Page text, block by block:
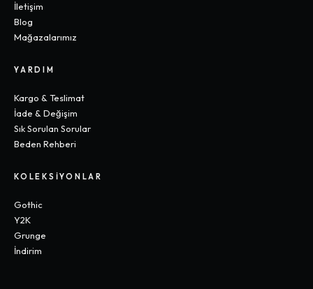
İletişim
Blog
Mağazalarımız
YARDIM
Kargo & Teslimat
İade & Değişim
Sık Sorulan Sorular
Beden Rehberi
KOLEKSIYONLAR
Gothic
Y2K
Grunge
İndirim